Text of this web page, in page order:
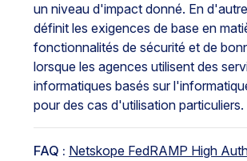
un niveau d'impact donné. En
définit les exigences de base en
fonctionnalités de sécurité et de
lorsque les agences utilisent des
informatiques basés sur
pour des cas d'utilisation particuliers.
FAQ : Netskope FedRAMP High